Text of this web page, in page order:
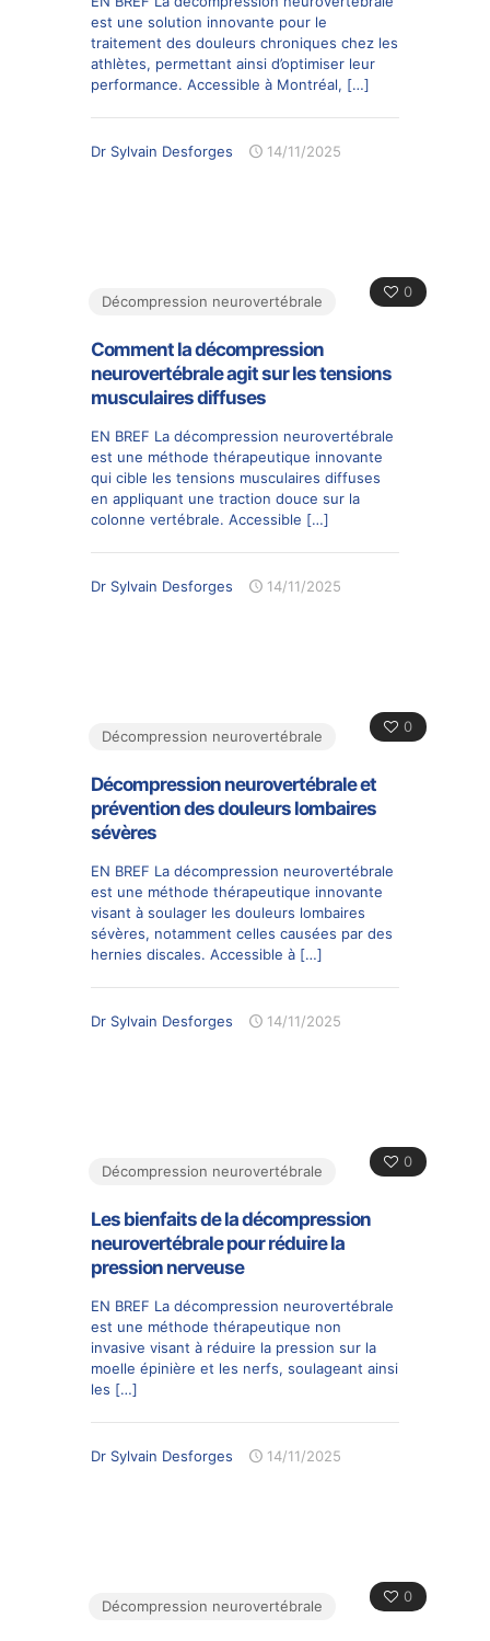
est une solution innovante pour le
traitement des douleurs chroniques chez les
athlètes, permettant ainsi d’optimiser leur
performance. Accessible à Montréal, […]
Dr Sylvain Desforges 14/11/2025
0
Décompression neurovertébrale
Comment la décompression
neurovertébrale agit sur les tensions
musculaires diffuses
EN BREF La décompression neurovertébrale
est une méthode thérapeutique innovante
qui cible les tensions musculaires diffuses
en appliquant une traction douce sur la
colonne vertébrale. Accessible […]
Dr Sylvain Desforges 14/11/2025
0
Décompression neurovertébrale
Décompression neurovertébrale et
prévention des douleurs lombaires
sévères
EN BREF La décompression neurovertébrale
est une méthode thérapeutique innovante
visant à soulager les douleurs lombaires
sévères, notamment celles causées par des
hernies discales. Accessible à […]
Dr Sylvain Desforges 14/11/2025
0
Décompression neurovertébrale
Les bienfaits de la décompression
neurovertébrale pour réduire la
pression nerveuse
EN BREF La décompression neurovertébrale
est une méthode thérapeutique non
invasive visant à réduire la pression sur la
moelle épinière et les nerfs, soulageant ainsi
les […]
Dr Sylvain Desforges 14/11/2025
0
Décompression neurovertébrale